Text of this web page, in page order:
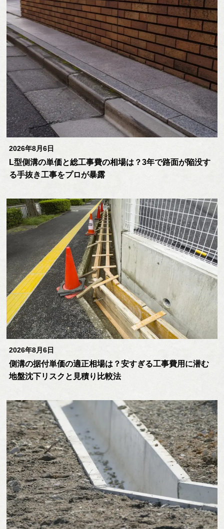
2026年8月6日
L型側溝の単価と総工事費の相場は？3年で路面が陥没す
る手抜き工事をプロが暴露
2026年8月6日
側溝の据付単価の適正相場は？安すぎる工事費用に潜む
地盤沈下リスクと見積り比較法